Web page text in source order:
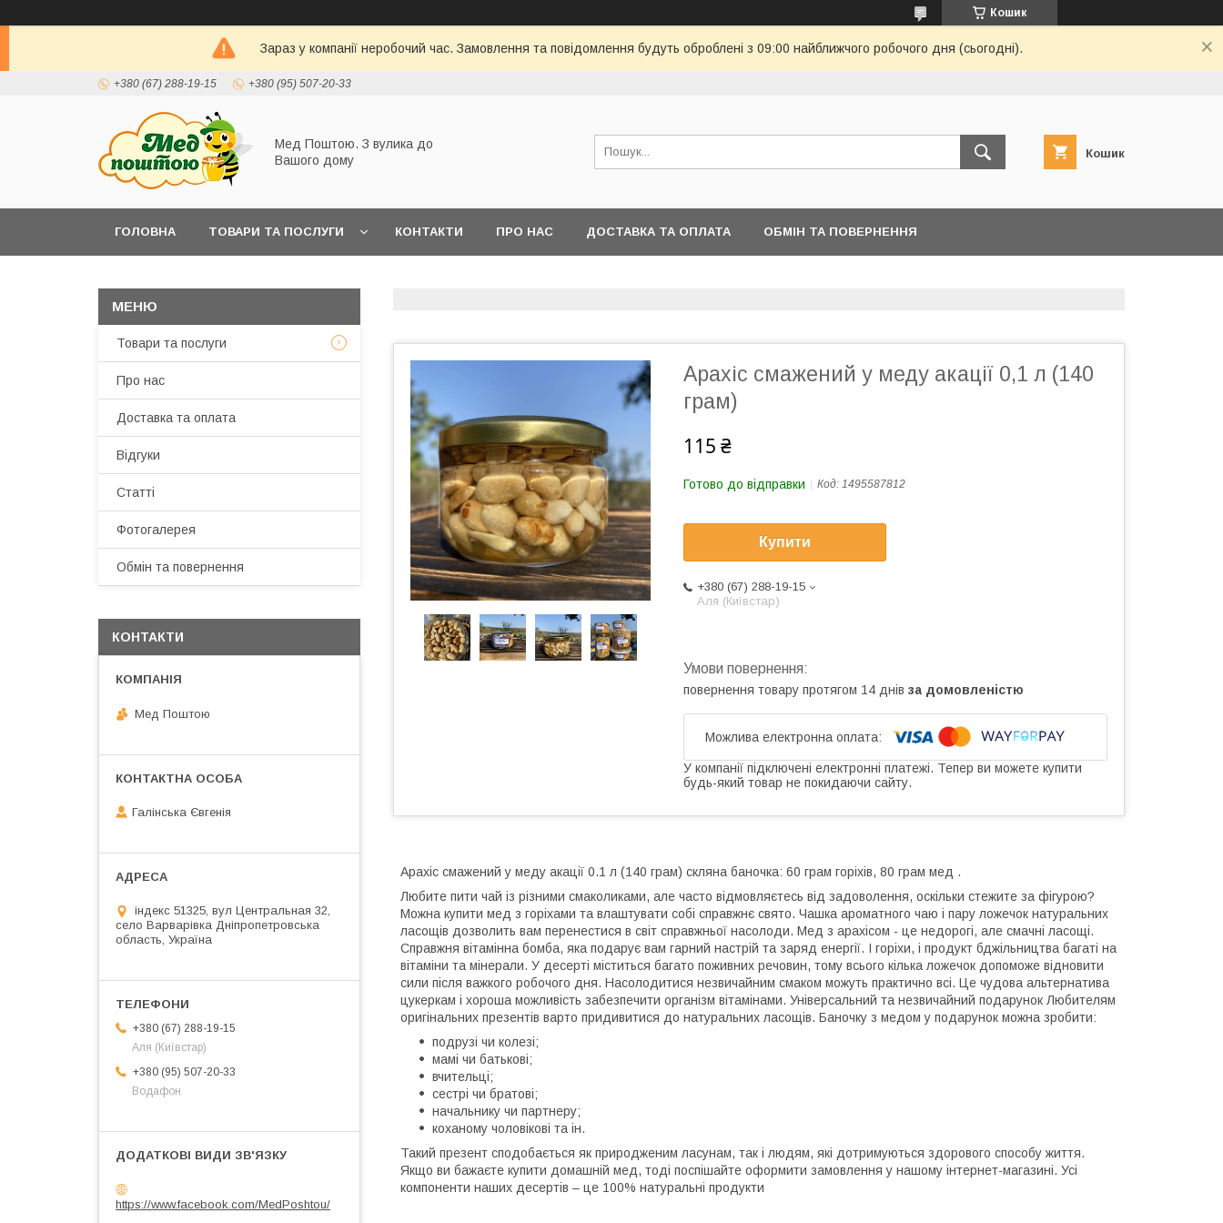
Кошик
Зараз у компанії неробочий час. Замовлення та повідомлення будуть оброблені з 09:00 найближчого робочого дня (сьогодні).
+380 (67) 288-19-15 +380 (95) 507-20-33
Мед Поштою. З вулика до
Вашого дому
Кошик
ГОЛОВНА ТОВАРИ ТА ПОСЛУГИ КОНТАКТИ ПРО НАС ДОСТАВКА ТА ОПЛАТА ОБМІН ТА ПОВЕРНЕННЯ
Арахіс смажений у меду акації 0,1 л (140
грам)
115 ₴
Готово до відправки Код: 1495587812
Купити
+380 (67) 288-19-15
Аля (Київстар)
повернення товару протягом 14 днів за домовленістю
У компанії підключені електронні платежі. Тепер ви можете купити
будь-який товар не покидаючи сайту.
Арахіс смажений у меду акації 0.1 л (140 грам) скляна баночка: 60 грам горіхів, 80 грам мед .
Любите пити чай із різними смаколиками, але часто відмовляєтесь від задоволення, оскільки стежите за фігурою?
Можна купити мед з горіхами та влаштувати собі справжнє свято. Чашка ароматного чаю і пару ложечок натуральних
ласощів дозволить вам перенестися в світ справжньої насолоди. Мед з арахісом - це недорогі, але смачні ласощі.
Справжня вітамінна бомба, яка подарує вам гарний настрій та заряд енергії. І горіхи, і продукт бджільництва багаті на
вітаміни та мінерали. У десерті міститься багато поживних речовин, тому всього кілька ложечок допоможе відновити
сили після важкого робочого дня. Насолодитися незвичайним смаком можуть практично всі. Це чудова альтернатива
цукеркам і хороша можливість забезпечити організм вітамінами. Універсальний та незвичайний подарунок Любителям
оригінальних презентів варто придивитися до натуральних ласощів. Баночку з медом у подарунок можна зробити:
подрузі чи колезі;
мамі чи батькові;
вчительці;
сестрі чи братові;
начальнику чи партнеру;
коханому чоловікові та ін.
Такий презент сподобається як природженим ласунам, так і людям, які дотримуються здорового способу життя.
Якщо ви бажаєте купити домашній мед, тоді поспішайте оформити замовлення у нашому інтернет-магазині. Усі
компоненти наших десертів – це 100% натуральні продукти
Товари та послуги
Про нас
Доставка та оплата
Відгуки
Статті
Фотогалерея
Обмін та повернення
КОНТАКТИ
Мед Поштою
Галінська Євгенія
індекс 51325, вул Центральная 32,
село Варварівка Дніпропетровська
область, Україна
+380 (67) 288-19-15
Аля (Київстар)
+380 (95) 507-20-33
Водафон
https://www.facebook.com/MedPoshtou/